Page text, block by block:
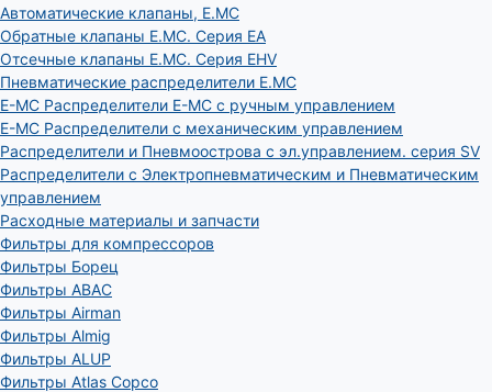
Автоматические клапаны, Е.МС
Обратные клапаны E.MC. Серия EA
Отсечные клапаны E.MC. Серия EHV
Пневматические распределители E.MC
E-MC Распределители E-MC с ручным управлением
E-MC Распределители с механическим управлением
Распределители и Пневмоострова с эл.управлением. серия SV
Распределители с Электропневматическим и Пневматическим
управлением
Расходные материалы и запчасти
Фильтры для компрессоров
Фильтры Борец
Фильтры ABAC
Фильтры Airman
Фильтры Almig
Фильтры ALUP
Фильтры Atlas Copco